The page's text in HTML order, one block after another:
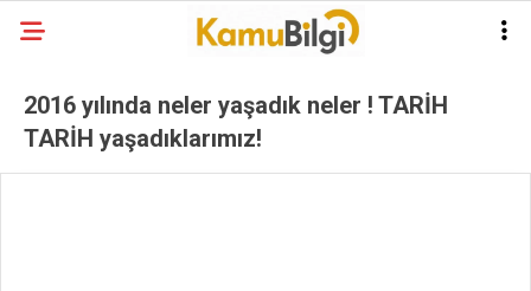
2016 yılında neler yaşadık neler ! TARİH
TARİH yaşadıklarımız!